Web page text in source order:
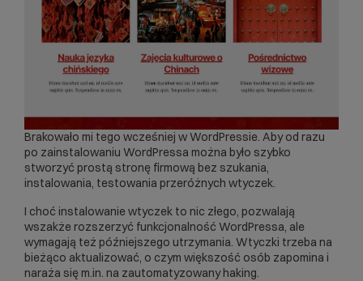
Brakowało mi tego wcześniej w WordPressie. Aby od razu
po zainstalowaniu WordPressa można było szybko
stworzyć prostą stronę firmową bez szukania,
instalowania, testowania przeróżnych wtyczek.
I choć instalowanie wtyczek to nic złego, pozwalają
wszakże rozszerzyć funkcjonalność WordPressa, ale
wymagają też późniejszego utrzymania. Wtyczki trzeba na
bieżąco aktualizować, o czym większość osób zapomina i
naraża się m.in. na zautomatyzowany haking.